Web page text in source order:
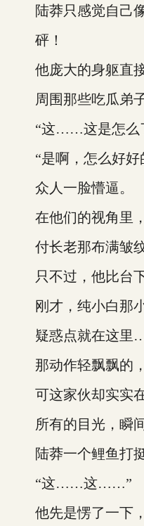
陆莽只感觉自己像
砰！
他庞大的身躯直接
周围那些吃瓜弟子
“这……这是怎么了
“是啊，怎么好好
众人一脸懵逼。
在他们的视角里，
付长老那布满皱纹
只不过，他比台下
刚才，纯小白那小
疑惑点就在这里
那动作轻飘飘的，
可这家伙却实实在
所有的目光，瞬间
陆莽一个鲤鱼打挺
“这……这……”
他先是愣了一下，